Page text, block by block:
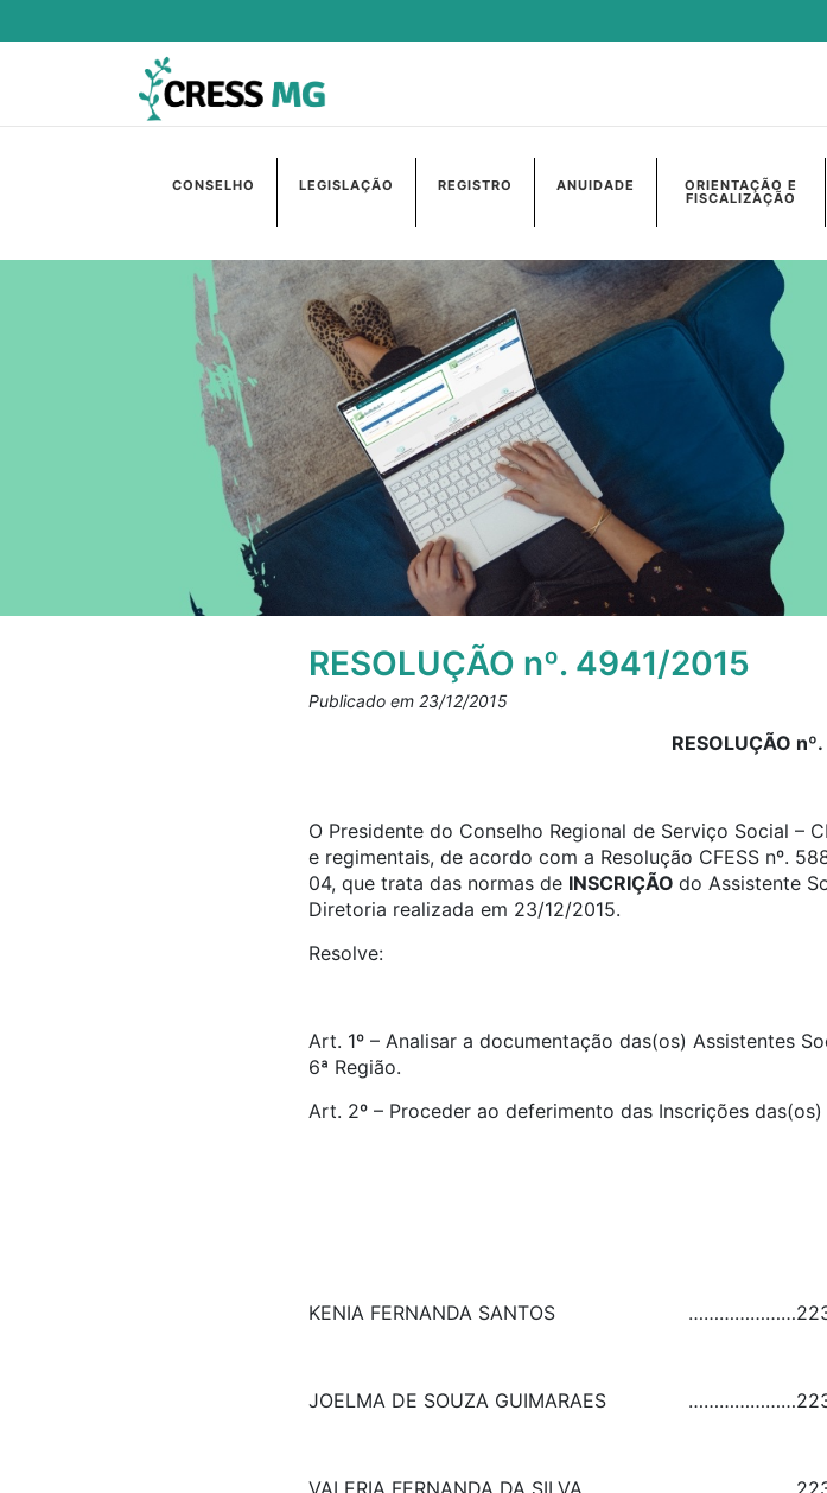
CONSELHO LEGISLAÇÃO REGISTRO ANUIDADE ORIENTAÇÃO E
FISCALIZAÇÃO
RESOLUÇÃO nº. 4941/2015
Publicado em 23/12/2015
RESOLUÇÃO
O Presidente do Conselho Regional de Serviço Social –
e regimentais, de acordo com a Resolução CFESS nº.
04, que trata das normas de INSCRIÇÃO do Assistente
Diretoria realizada em 23/12/2015.
Resolve:
Art. 1º – Analisar a documentação das(os) Assistentes
6ª Região.
Art. 2º – Proceder ao deferimento das Inscrições
KENIA FERNANDA SANTOS …………………
JOELMA DE SOUZA GUIMARAES …………………